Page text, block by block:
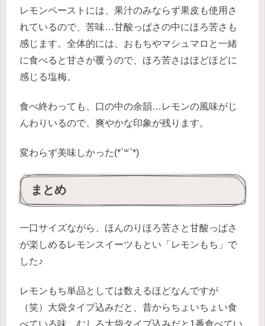
レモンペーストには、果汁のみならず果皮も使用さ
れているので、苦味…甘酸っぱさの中にほろ苦さも
感じます。全体的には、おもちやマシュマロと一緒
に食べると甘さが覆うので、ほろ苦さはほどほどに
感じる塩梅。
食べ終わっても、口の中の余韻…レモンの風味がじ
んわりいるので、爽やかな印象が残ります。
変わらず美味しかった(*´꒳`*)
まとめ
一口サイズながら、ほんのりほろ苦さと甘酸っぱさ
が楽しめるレモンスイーツもとい「レモンもち」で
した♪
レモンもち単品としては数えるほどなんですが
（笑）大袋タイプ込みだと、昔からちょいちょい食